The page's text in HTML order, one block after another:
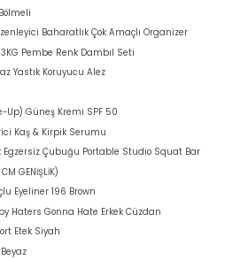
Baharatlık Çok Amaçlı Organizer
Pembe Renk Dambıl Seti
Yastık Koruyucu Alez
Up) Güneş Kremi SPF 50
Kaş & Kirpik Serumu
Çubuğu Portable Studio Squat Bar
GENİŞLİK)
Eyeliner 196 Brown
Haters Gonna Hate Erkek Cüzdan
Etek Siyah